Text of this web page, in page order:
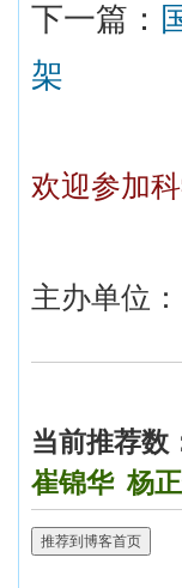
下一篇：
架
欢迎参加
主办单位：
当前推荐数
崔锦华 杨
推荐到博客首页